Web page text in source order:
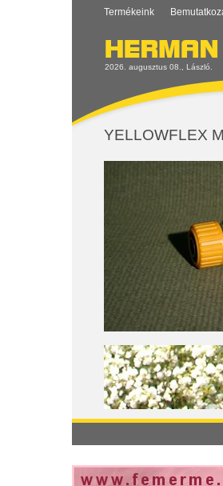
Termékeink
2026. augusztus 08., László.
YELLOWFLEX